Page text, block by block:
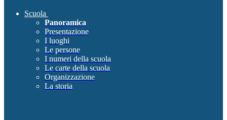
Scuola
Panoramica
Presentazione
I luoghi
Le persone
I numeri della scuola
Le carte della scuola
Organizzazione
La storia